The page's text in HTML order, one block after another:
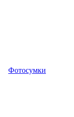
Фотосумки